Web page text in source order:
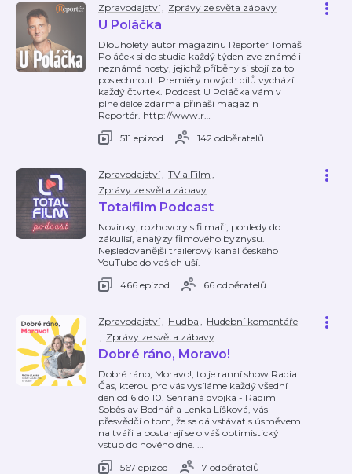
Zpravodajství, Zprávy ze světa zábavy
U Poláčka
Dlouholetý autor magazínu Reportér Tomáš
Poláček si do studia každý týden zve známé i
neznámé hosty, jejichž příběhy si stojí za to
poslechnout. Premiéry nových dílů vychází
každý čtvrtek. Podcast U Poláčka vám v
plné délce zdarma přináší magazín
Reportér. http://www.r…
511 epizod
142 odběratelů
Zpravodajství, TV a Film ,
Zprávy ze světa zábavy
Totalfilm Podcast
Novinky, rozhovory s filmaři, pohledy do
zákulisí, analýzy filmového byznysu.
Nejsledovanější trailerový kanál českého
YouTube do vašich uší.
466 epizod
66 odběratelů
Zpravodajství, Hudba , Hudební komentáře
, Zprávy ze světa zábavy
Dobré ráno, Moravo!
Dobré ráno, Moravo!, to je ranní show Radia
Čas, kterou pro vás vysíláme každý všední
den od 6 do 10. Sehraná dvojka - Radim
Soběslav Bednář a Lenka Líšková, vás
přesvědčí o tom, že se dá vstávat s úsměvem
na tváři a postarají se o váš optimistický
vstup do nového dne. …
567 epizod
7 odběratelů